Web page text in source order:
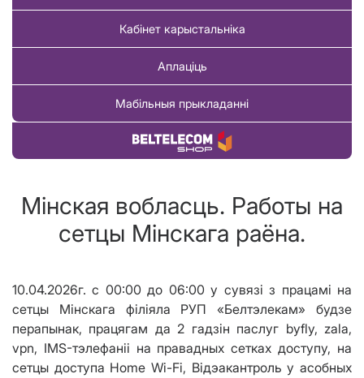
Кабінет карыстальніка
Аплаціць
Мабільныя прыкладанні
Купіць тавар
Мінская вобласць. Работы на
сетцы Мінскага раёна.
10.04.2026г. с 00:00 до 06:00 у сувязі з працамі на
сетцы Мінскага філіяла РУП «Белтэлекам» будзе
перапынак, працягам да 2 гадзiн паслуг byfly, zala,
vpn, IMS-тэлефаніі на правадных сетках доступу, на
сетцы доступа Home Wi-Fi, Вiдэакантроль у асобных